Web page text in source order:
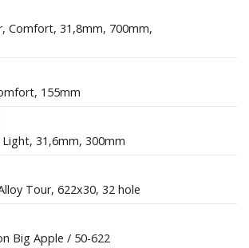
Comfort, 31,8mm, 700mm,
155mm
Light, 31,6mm, 300mm
Tour, 622x30, 32 hole
Big Apple / 50-622